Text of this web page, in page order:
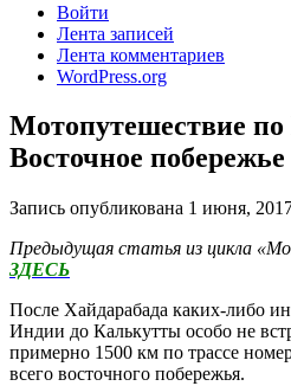
Войти
Лента записей
Лента комментариев
WordPress.org
Мотопутешествие
Восточное побережье
Запись опубликована 1 июня,
Предыдущая статья из цикла
ЗДЕСЬ
После Хайдарабада каких-либо
Индии до Калькутты особо не
примерно 1500 км по трассе
всего восточного побережья.